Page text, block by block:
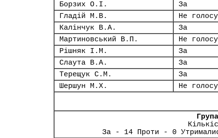
Борзих О.І.
За
Гладій М.В.
Не
Калінчук В.А.
За
Мартиновський В.П.
Не
Рішняк І.М.
За
Слаута В.А.
За
Терещук С.М.
За
Шершун М.Х.
Не
За - 14 Проти - 0